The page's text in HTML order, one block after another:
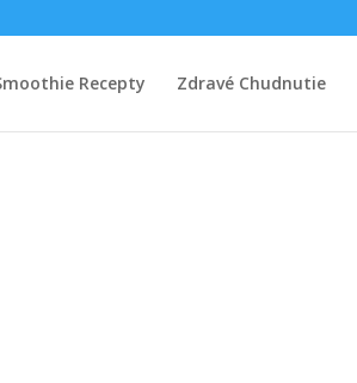
Recepty Zdravé Chudnutie